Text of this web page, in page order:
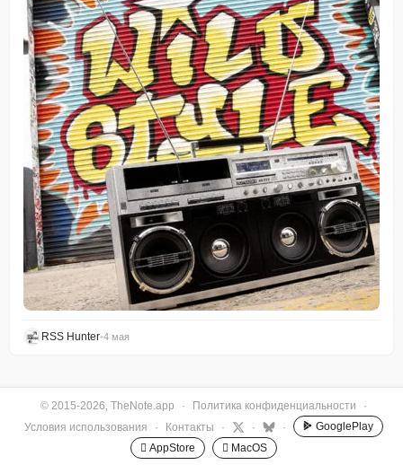
RSS Hunter•4 мая
© 2015-2026, TheNote.app · Политика конфиденциальности
·
Условия использования
· Контакты · · ·
GooglePlay
 AppStore
 MacOS